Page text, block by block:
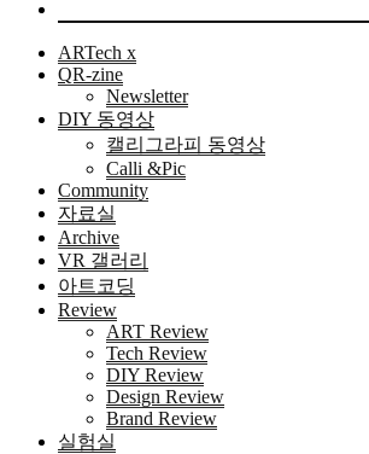
ARTech x
QR-zine
Newsletter
DIY 동영상
캘리그라피 동영상
Calli &Pic
Community
자료실
Archive
VR 갤러리
아트코딩
Review
ART Review
Tech Review
DIY Review
Design Review
Brand Review
실험실